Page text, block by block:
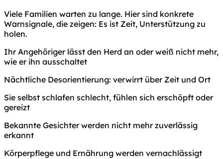
Viele Familien warten zu lange. Hier sind konkrete
Warnsignale, die zeigen: Es ist Zeit, Unterstützung zu
holen.
Ihr Angehöriger lässt den Herd an oder weiß nicht mehr,
wie er ihn ausschaltet
Nächtliche Desorientierung: verwirrt über Zeit und Ort
Sie selbst schlafen schlecht, fühlen sich erschöpft oder
gereizt
Bekannte Gesichter werden nicht mehr zuverlässig
erkannt
Körperpflege und Ernährung werden vernachlässigt